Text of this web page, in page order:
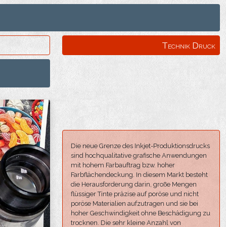
Technik Druck
Die neue Grenze des Inkjet-Produktionsdrucks
sind hochqualitative grafische Anwendungen
mit hohem Farbauftrag bzw. hoher
Farbflächendeckung. In diesem Markt besteht
die Herausforderung darin, große Mengen
flüssiger Tinte präzise auf poröse und nicht
poröse Materialien aufzutragen und sie bei
hoher Geschwindigkeit ohne Beschädigung zu
trocknen. Die sehr kleine Anzahl von